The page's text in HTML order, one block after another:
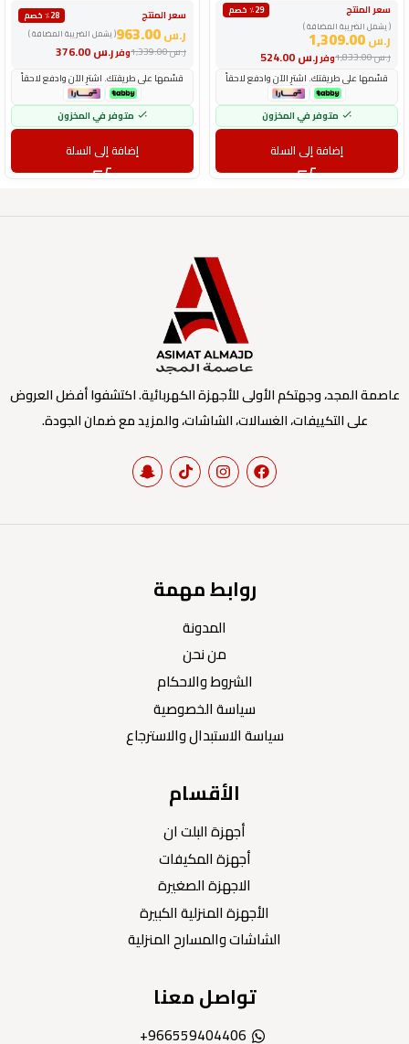
سعر المنتج
٪29 خصم
( يشمل الضريبة المضافة )
ر.س1,309.00
وفرر.س ر.س1,833.00
قسّمها على طريقتك. اشترِ الآن وادفع لاحقاً
متوفر في المخزون
إضافة إلى السلة
سعر المنتج
٪28 خصم
( يشمل الضريبة المضافة )
ر.س
وفرر.س ر.س1,339.00
قسّمها على طريقتك. اشترِ الآن وادفع لاحقاً
متوفر في المخزون
إضافة إلى السلة
عاصمة المجد، وجهتكم الأولى للأجهزة الكهربائية. اكتشفوا أفضل العروض
على التكييفات، الغسالات، الشاشات، والمزيد مع ضمان الجودة.
روابط مهمة
المدونة
من نحن
الشروط والاحكام
سياسة الخصوصية
سياسة الاستبدال والاسترجاع
الأقسام
أجهزة البلت ان
أجهزة المكيفات
الاجهزة الصغيرة
الأجهزة المنزلية الكبيرة
الشاشات والمسارح المنزلية
تواصل معنا
966559404406+